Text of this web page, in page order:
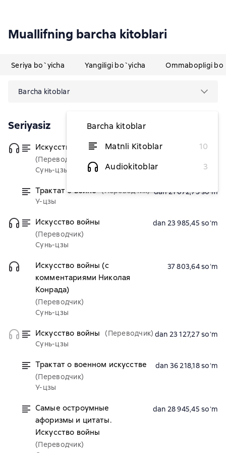
Muallifning barcha kitoblari
Seriya bo`yicha Yangiligi bo`yicha Ommabopligi
Barcha kitoblar
Barcha kitoblar
Matnli Kitoblar
10
Audiokitoblar
3
Seriyasiz
Искусство войны
(Переводчик)
Сунь-цзы
dan 23 985,45 soʻm
Трактат о войне (Переводчик)
У-цзы
dan 21 672,73 soʻm
Искусство войны
(Переводчик)
Сунь-цзы
dan 23 985,45 soʻm
Искусство войны (с
комментариями Николая
Конрада)
(Переводчик)
Сунь-цзы
37 803,64 soʻm
Искусство войны
(Переводчик)
Сунь-цзы
dan 23 127,27 soʻm
Трактат о военном искусстве
(Переводчик)
У-цзы
dan 36 218,18 soʻm
Самые остроумные
афоризмы и цитаты.
Искусство войны
(Переводчик)
dan 28 945,45 soʻm